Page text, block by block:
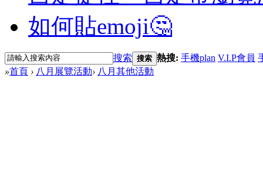
如何貼emoji🤔
搜索 搜索 熱搜: 手機plan V.I.P會員
»首頁 › 八月展覽活動› 八月其他活動